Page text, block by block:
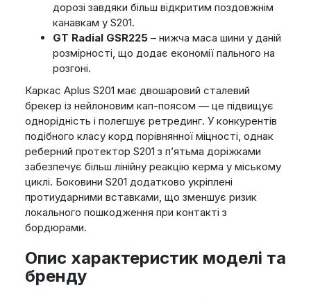
дорозі завдяки більш відкритим поздовжнім
канавкам у S201.
GT Radial GSR225– нижча маса шини у даній
розмірності, що додає економії пального на
розгоні.
Каркас Aplus S201 має двошаровий сталевий
брекер із нейлоновим кап-поясом — це підвищує
однорідність і полегшує ретрединг. У конкурентів
подібного класу корд порівнянної міцності, однак
реберний протектор S201 з п’ятьма доріжками
забезпечує більш лінійну реакцію керма у міському
циклі. Боковини S201 додатково укріплені
протиударними вставками, що зменшує ризик
локального пошкодження при контакті з
бордюрами.
Опис характеристик моделі та
бренду